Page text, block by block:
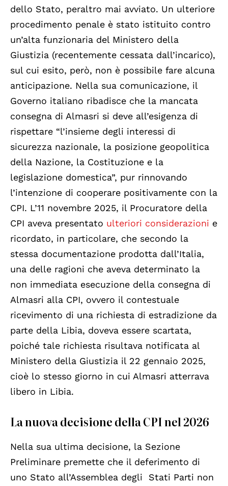
dello Stato, peraltro mai avviato. Un ulteriore
procedimento penale è stato istituito contro
un’alta funzionaria del Ministero della
Giustizia (recentemente cessata dall’incarico),
sul cui esito, però, non è possibile fare alcuna
anticipazione. Nella sua comunicazione, il
Governo italiano ribadisce che la mancata
consegna di Almasri si deve all’esigenza di
rispettare “l’insieme degli interessi di
sicurezza nazionale, la posizione geopolitica
della Nazione, la Costituzione e la
legislazione domestica”, pur rinnovando
l’intenzione di cooperare positivamente con la
CPI. L’11 novembre 2025, il Procuratore della
CPI aveva presentato ulteriori considerazioni e
ricordato, in particolare, che secondo la
stessa documentazione prodotta dall’Italia,
una delle ragioni che aveva determinato la
non immediata esecuzione della consegna di
Almasri alla CPI, ovvero il contestuale
ricevimento di una richiesta di estradizione da
parte della Libia, doveva essere scartata,
poiché tale richiesta risultava notificata al
Ministero della Giustizia il 22 gennaio 2025,
cioè lo stesso giorno in cui Almasri atterrava
libero in Libia.
La nuova decisione della CPI nel 2026
Nella sua ultima decisione, la Sezione
Preliminare premette che il deferimento di
uno Stato all’Assemblea degli Stati Parti non